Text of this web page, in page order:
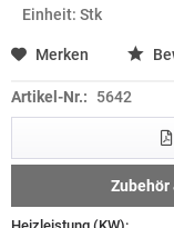
Einheit: Stk
Merken
Artikel-Nr.: 5642